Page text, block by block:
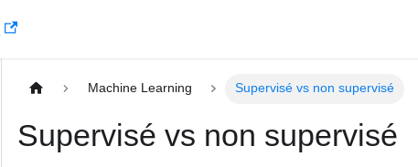
Machine Learning Supervisé vs non supervisé
Supervisé vs non supervisé